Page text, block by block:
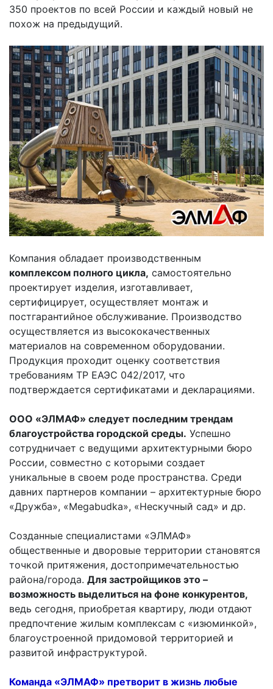
350 проектов по всей России и каждый новый не
похож на предыдущий.
Компания обладает производственным
комплексом полного цикла, самостоятельно
проектирует изделия, изготавливает,
сертифицирует, осуществляет монтаж и
постгарантийное обслуживание. Производство
осуществляется из высококачественных
материалов на современном оборудовании.
Продукция проходит оценку соответствия
требованиям ТР ЕАЭС 042/2017, что
подтверждается сертификатами и декларациями.
ООО «ЭЛМАФ» следует последним трендам
благоустройства городской среды. Успешно
сотрудничает с ведущими архитектурными бюро
России, совместно с которыми создает
уникальные в своем роде пространства. Среди
давних партнеров компании – архитектурные бюро
«Дружба», «Megabudka», «Нескучный сад» и др.
Созданные специалистами «ЭЛМАФ»
общественные и дворовые территории становятся
точкой притяжения, достопримечательностью
района/города. Для застройщиков это –
возможность выделиться на фоне конкурентов,
ведь сегодня, приобретая квартиру, люди отдают
предпочтение жилым комплексам с «изюминкой»,
благоустроенной придомовой территорией и
развитой инфраструктурой.
Команда «ЭЛМАФ» претворит в жизнь любые